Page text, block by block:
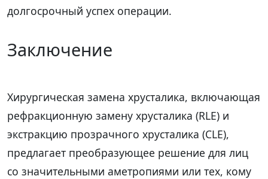
долгосрочный успех операции.
Заключение
Хирургическая замена хрусталика, включающая
рефракционную замену хрусталика (RLE) и
экстракцию прозрачного хрусталика (CLE),
предлагает преобразующее решение для лиц
со значительными аметропиями или тех, кому